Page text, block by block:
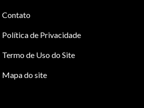
Contato
Política de Privacidade
Termo de Uso do Site
Mapa do site